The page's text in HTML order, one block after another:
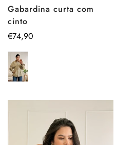
Gabardina curta com
cinto
Preço
€74,90